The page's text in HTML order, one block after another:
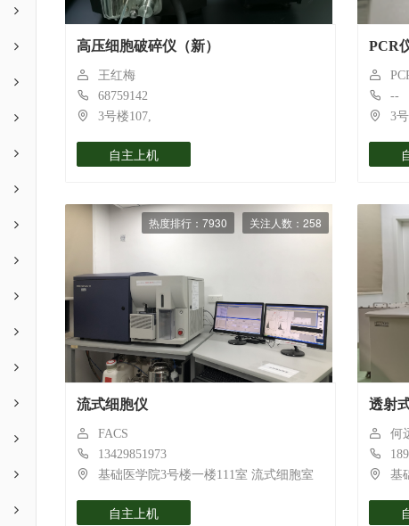
高压细胞破碎仪（新）
王红梅
68759142
3号楼107,
自主上机
PCR
--
3
热度排行：7930 关注人数：258
流式细胞仪
FACS
13429851973
基础医学院3号楼一楼111室 流式细胞室
自主上机
透射
何
基